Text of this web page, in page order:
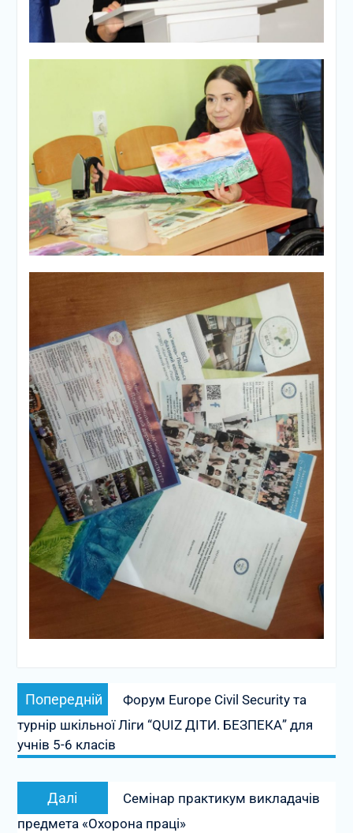
Навігація
записів
Попередній
запис:
Форум Europe Civil Security та
турнір шкільної Ліги “QUIZ ДІТИ. БЕЗПЕКА” для
учнів 5-6 класів
Далі
Наступний
запис:
Cемінар практикум викладачів
предмета «Охорона праці»